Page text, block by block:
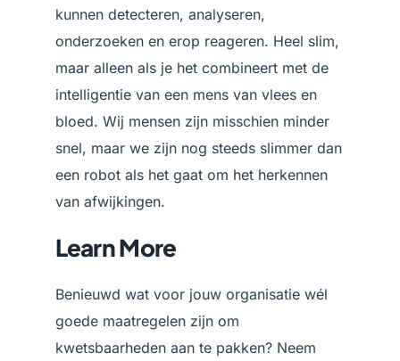
kunnen detecteren, analyseren,
onderzoeken en erop reageren. Heel slim,
maar alleen als je het combineert met de
intelligentie van een mens van vlees en
bloed. Wij mensen zijn misschien minder
snel, maar we zijn nog steeds slimmer dan
een robot als het gaat om het herkennen
van afwijkingen.
Learn More
Benieuwd wat voor jouw organisatie wél
goede maatregelen zijn om
kwetsbaarheden aan te pakken? Neem